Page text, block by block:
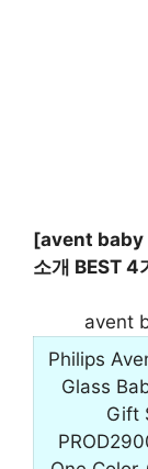
[avent baby
소개 BEST 4
avent
Philips
Glass
Gift